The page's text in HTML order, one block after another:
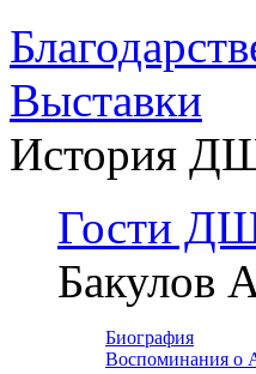
Выставки
История
Гости
Бакулов
Биография
Воспоминания о